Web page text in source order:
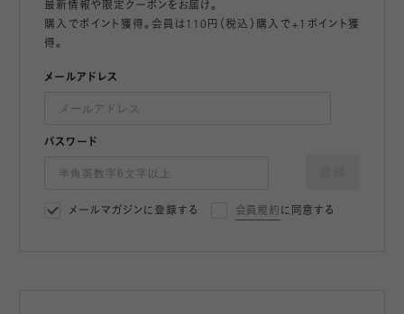
最新情報や限定クーポンをお届け。
購入でポイント獲得。会員は110円（税込）購入で+1ポイント獲
得。
メールアドレス
パスワード
メールマガジンに登録する 会員規約 に同意する